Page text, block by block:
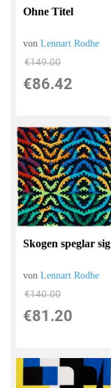
Ohne Titel
vonLennart Rodhe
€149.00
€86.42
Skogen speglar sig
vonLennart Rodhe
€140.00
€81.20